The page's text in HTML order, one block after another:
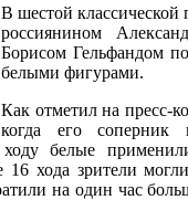
В шестой
россиянином
Борисом Гельфандом
белыми фигурами.
Как отметил на пресс-
когда его соперник
белые
16 хода зрители
на один час